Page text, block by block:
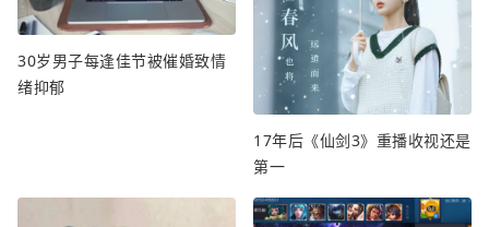
30岁男子每逢佳节被催婚致情
绪抑郁
17年后《仙剑3》重播收视还是
第一